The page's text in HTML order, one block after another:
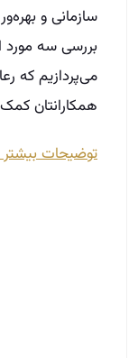
سازمانی و
بررسی سه مورد
می‌پردازیم که
همکارانتان
توضیحات